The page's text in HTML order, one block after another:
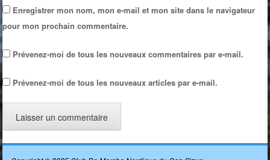
Enregistrer mon nom, mon e-mail et mon site dans le navigateur
pour mon prochain commentaire.
Prévenez-moi de tous les nouveaux commentaires par e-mail.
Prévenez-moi de tous les nouveaux articles par e-mail.